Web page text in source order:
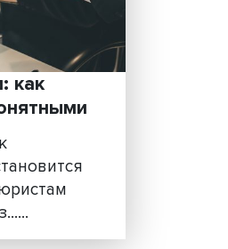
Янковский,
трансформации
образования
права НИУ В......